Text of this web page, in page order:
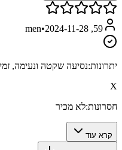
59, men
•2024-11-28
יתרונות:נסיעה שקטה ונעימה,
X
חסרונות:לא מכיר
קרא עוד